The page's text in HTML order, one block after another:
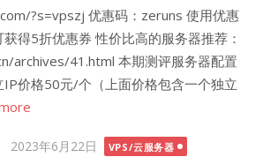
?s=vpszj 优惠码：zeruns 使用优惠
得5折优惠券 性价比高的服务器推荐：
archives/41.html 本期测评服务器配置
IP价格50元/个（上面价格包含一个独立
Posted
2023年6月22日
VPS/云服务器